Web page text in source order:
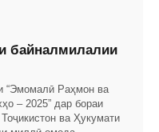
байналмилалии
“Эмомалӣ Раҳмон ва
– 2025” дар бораи
ва Ҳукумати